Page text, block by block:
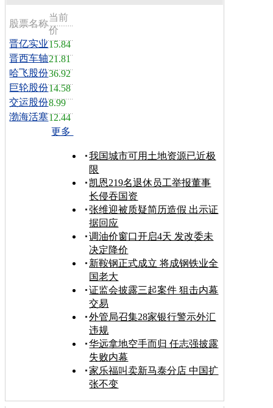
股票名称
当前
价
晋亿实业15.84
晋西车轴21.81
哈飞股份36.92
巨轮股份14.58
交运股份8.99
渤海活塞12.44
更多
我国城市可用土地资源已近极
限
凯恩219名退休员工举报董事
长侵吞国资
张维迎被质疑简历造假 出示证
据回应
调油价窗口开启4天 发改委未
决定降价
新鞍钢正式成立 将成钢铁业全
国老大
证监会披露三起案件 狙击内幕
交易
外管局召集28家银行警示外汇
违规
华远拿地空手而归 任志强披露
失败内幕
家乐福叫卖新马泰分店 中国扩
张不变